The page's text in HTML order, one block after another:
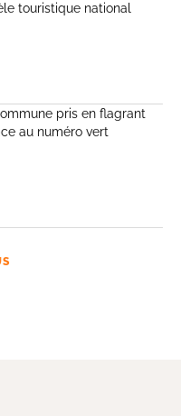
touristique national
pris en flagrant
au numéro vert